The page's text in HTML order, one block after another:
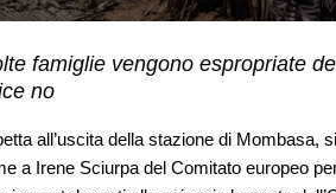
famiglie vengono espropriate
no
all’uscita della stazione di
a Irene Sciurpa del Comitato europeo